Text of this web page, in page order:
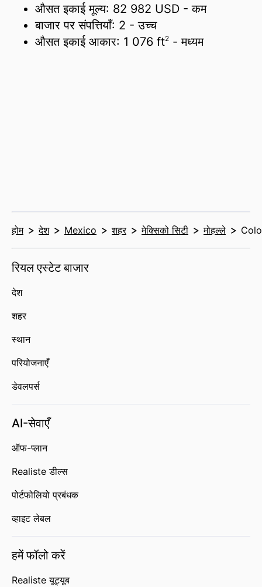
औसत इकाई मूल्य: 82 982 USD - कम
बाजार पर संपत्तियाँ: 2 - उच्च
औसत इकाई आकार: 1 076 ft2 - मध्यम
होम देश Mexico शहर मेक्सिको सिटी मोहल्ले
रियल एस्टेट बाजार
देश
शहर
स्थान
परियोजनाएँ
डेवलपर्स
AI-सेवाएँ
ऑफ-प्लान
Realiste डील्स
पोर्टफोलियो प्रबंधक
व्हाइट लेबल
हमें फॉलो करें
Realiste यूट्यूब